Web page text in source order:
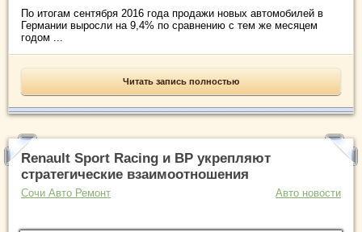
По итогам сентября 2016 года продажи новых автомобилей в
Германии выросли на 9,4% по сравнению с тем же месяцем
годом ...
Читать запись полностью
Renault Sport Racing и BP укрепляют
стратегические взаимоотношения
Сочи Авто Ремонт Авто новости